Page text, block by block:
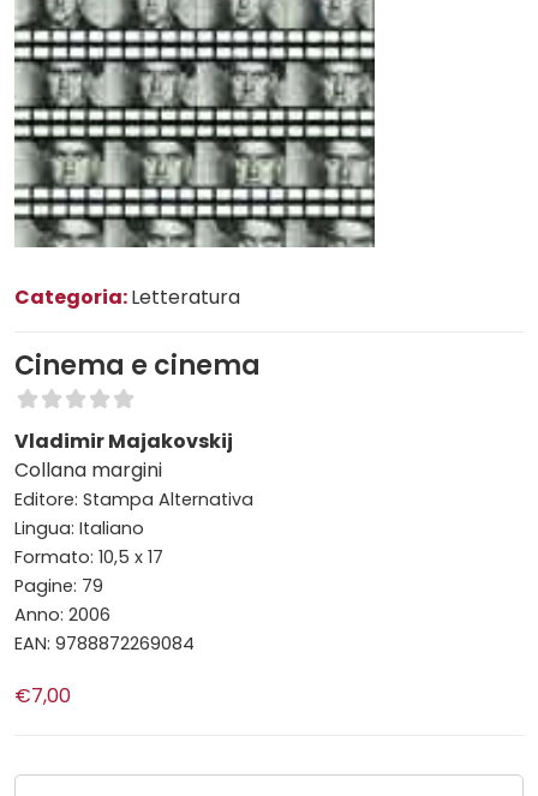
Categoria:Letteratura
Cinema e cinema
Vladimir Majakovskij
Collana margini
Editore: Stampa Alternativa
Lingua: Italiano
Formato: 10,5 x 17
Pagine: 79
Anno: 2006
EAN: 9788872269084
€7,00